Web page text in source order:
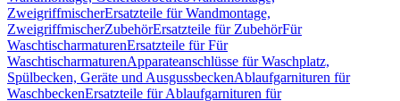
ZweigriffmischerErsatzteile für Wandmontage,
ZweigriffmischerZubehörErsatzteile für ZubehörFür
WaschtischarmaturenErsatzteile für Für
WaschtischarmaturenApparateanschlüsse für Waschplatz,
Spülbecken, Geräte und AusgussbeckenAblaufgarnituren für
WaschbeckenErsatzteile für Ablaufgarnituren für